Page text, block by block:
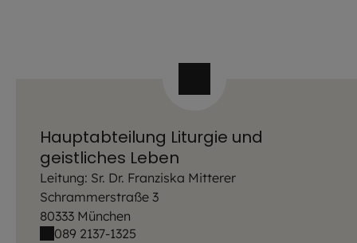
Hauptabteilung Liturgie und
geistliches Leben
Leitung: Sr. Dr. Franziska Mitterer
Schrammerstraße 3
80333 München
089 2137-1325